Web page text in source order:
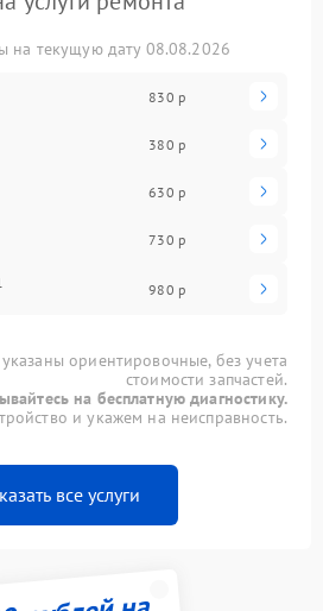
на текущую дату 08.08.2026
830 р
380 р
630 р
730 р
980 р
ориентировочные, без учета
стоимости запчастей.
на бесплатную диагностику.
и укажем на неисправность.
все услуги